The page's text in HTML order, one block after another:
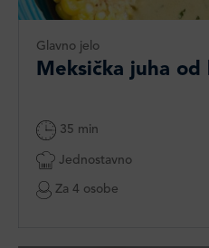
Glavno jelo
Meksička juha od
35 min
Jednostavno
Za 4 osobe